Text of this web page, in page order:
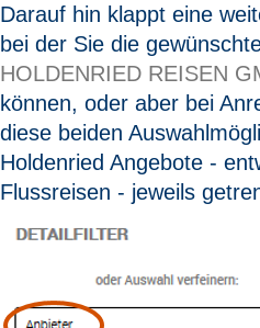
Darauf hin klappt eine
bei der Sie die
HOLDENRIED REISEN
können, oder aber bei
diese beiden
Holdenried Angebote -
Flussreisen - jeweils